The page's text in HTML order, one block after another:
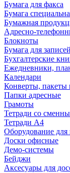
Бумага для факса
Бумага
Бумажная
Адресно-
Блокноты
Бумага для
Бухгалтерские
Ежедневники,
Календари
Конверты, пакеты
Папки адресные
Грамоты
Тетради со
Тетради А4
Оборудование для
Доски офисные
Демо-системы
Бейджи
Аксесуары для